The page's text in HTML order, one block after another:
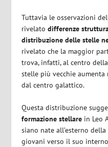
Tuttavia le osservazioni
rivelatodifferenze
distribuzione delle stelle
rivelato che la maggior
trova, infatti, al centro
stelle più vecchie
dal centro galattico.
Questa distribuzione
formazione stellare in Leo
siano nate all’esterno
giovani verso il suo